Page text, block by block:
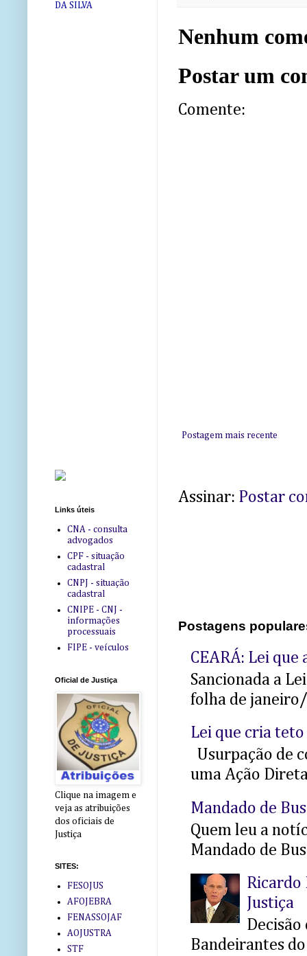
Nenhum
Postar um
Comente:
Postagem mais recente
Assinar: Postar
Postagens
CEARÁ: Lei
Sancionada a
folha de
Lei que cria
Usurpação de
uma Ação
Mandado de
Quem leu a
Mandado de
Ricardo
Justiça
Decisão
Bandeirantes
DA SILVA
Links úteis
CNA - consulta
advogados
CPF - situação
cadastral
CNPJ - situação
cadastral
CNIPE - CNJ -
informações
processuais
FIPE - veículos
Oficial de Justiça
Clique na imagem e
veja as atribuições
dos oficiais de
Justiça
SITES:
FESOJUS
AFOJEBRA
FENASSOJAF
AOJUSTRA
STF